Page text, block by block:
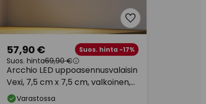
Arcchio LED uppoasennusvalaisin
Vexi, 7,5 cm x 7,5 cm, valkoinen,
CCT-arvo
57,90 € Suos. hinta -17%
Suos. hinta69,90 €
Varastossa